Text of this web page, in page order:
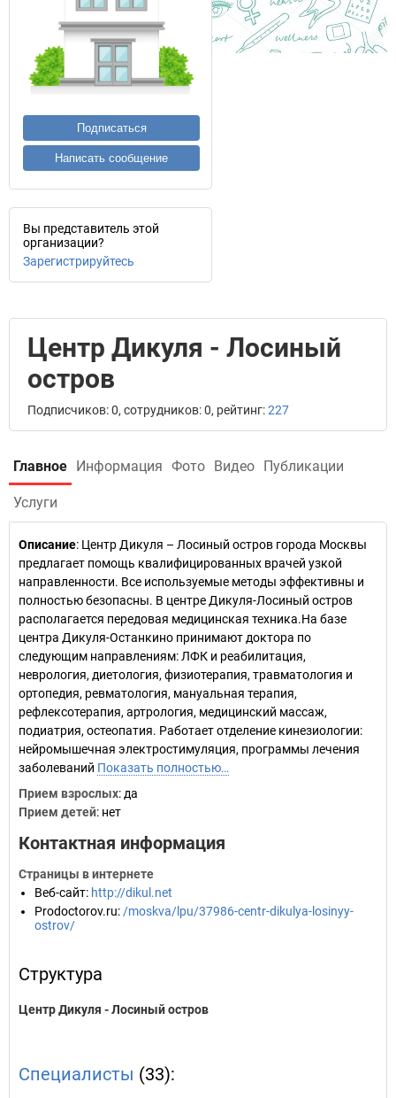
Подписаться
Написать сообщение
Вы представитель этой
организации?
Зарегистрируйтесь
Центр Дикуля - Лосиный
остров
Подписчиков: 0, сотрудников: 0, рейтинг:227
Главное Информация Фото Видео Публикации
Услуги
Описание: Центр Дикуля – Лосиный остров города Москвы
предлагает помощь квалифицированных врачей узкой
направленности. Все используемые методы эффективны и
полностью безопасны. В центре Дикуля-Лосиный остров
располагается передовая медицинская техника.На базе
центра Дикуля-Останкино принимают доктора по
следующим направлениям: ЛФК и реабилитация,
неврология, диетология, физиотерапия, травматология и
ортопедия, ревматология, мануальная терапия,
рефлексотерапия, артрология, медицинский массаж,
подиатрия, остеопатия. Работает отделение кинезиологии:
нейромышечная электростимуляция, программы лечения
заболеваний Показать полностью…
Прием взрослых: да
Прием детей: нет
Контактная информация
Страницы в интернете
Веб-сайт: http://dikul.net
Prodoctorov.ru: /moskva/lpu/37986-centr-dikulya-losinyy-
ostrov/
Структура
Центр Дикуля - Лосиный остров
Специалисты (33):